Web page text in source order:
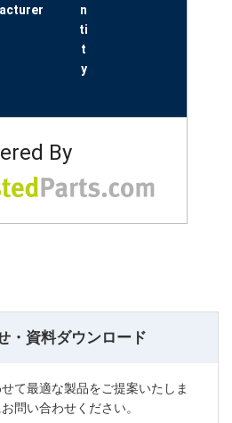
n
ti
t
y
By
・資料ダウンロード
て最適な製品をご提案いたしま
問い合わせください。